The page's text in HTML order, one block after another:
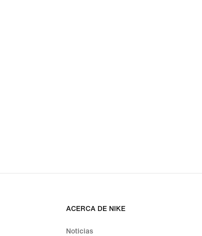
ACERCA DE NIKE
Noticias